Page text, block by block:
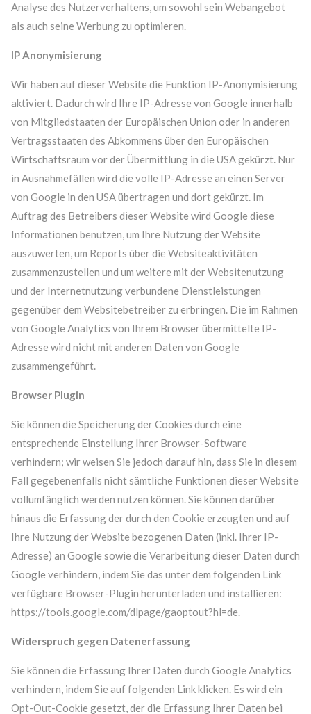
Analyse des Nutzerverhaltens, um sowohl sein Webangebot
als auch seine Werbung zu optimieren.
IP Anonymisierung
Wir haben auf dieser Website die Funktion IP-Anonymisierung
aktiviert. Dadurch wird Ihre IP-Adresse von Google innerhalb
von Mitgliedstaaten der Europäischen Union oder in anderen
Vertragsstaaten des Abkommens über den Europäischen
Wirtschaftsraum vor der Übermittlung in die USA gekürzt. Nur
in Ausnahmefällen wird die volle IP-Adresse an einen Server
von Google in den USA übertragen und dort gekürzt. Im
Auftrag des Betreibers dieser Website wird Google diese
Informationen benutzen, um Ihre Nutzung der Website
auszuwerten, um Reports über die Websiteaktivitäten
zusammenzustellen und um weitere mit der Websitenutzung
und der Internetnutzung verbundene Dienstleistungen
gegenüber dem Websitebetreiber zu erbringen. Die im Rahmen
von Google Analytics von Ihrem Browser übermittelte IP-
Adresse wird nicht mit anderen Daten von Google
zusammengeführt.
Browser Plugin
Sie können die Speicherung der Cookies durch eine
entsprechende Einstellung Ihrer Browser-Software
verhindern; wir weisen Sie jedoch darauf hin, dass Sie in diesem
Fall gegebenenfalls nicht sämtliche Funktionen dieser Website
vollumfänglich werden nutzen können. Sie können darüber
hinaus die Erfassung der durch den Cookie erzeugten und auf
Ihre Nutzung der Website bezogenen Daten (inkl. Ihrer IP-
Adresse) an Google sowie die Verarbeitung dieser Daten durch
Google verhindern, indem Sie das unter dem folgenden Link
verfügbare Browser-Plugin herunterladen und installieren:
https://tools.google.com/dlpage/gaoptout?hl=de.
Widerspruch gegen Datenerfassung
Sie können die Erfassung Ihrer Daten durch Google Analytics
verhindern, indem Sie auf folgenden Link klicken. Es wird ein
Opt-Out-Cookie gesetzt, der die Erfassung Ihrer Daten bei